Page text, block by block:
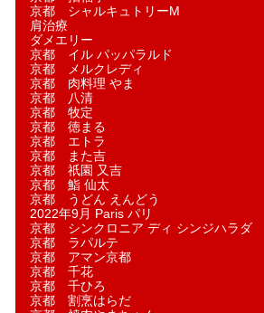
京都 シャルキュトリーM
肩治療
ダメエリー
京都 イル パッパラルド
京都 メルクレディ
京都 肉料理 やま
京都 八清
京都 牧定
京都 徳まる
京都 エトラ
京都 また吉
京都 祇園 又吉
京都 鮨 仙太
京都 うどん えんどう
2022年9月 Paris パリ
京都 シンクロニア ディ シンジハラダ
京都 ラパルテ
京都 アマン京都
京都 千花
京都 千ひろ
京都 割烹はらだ